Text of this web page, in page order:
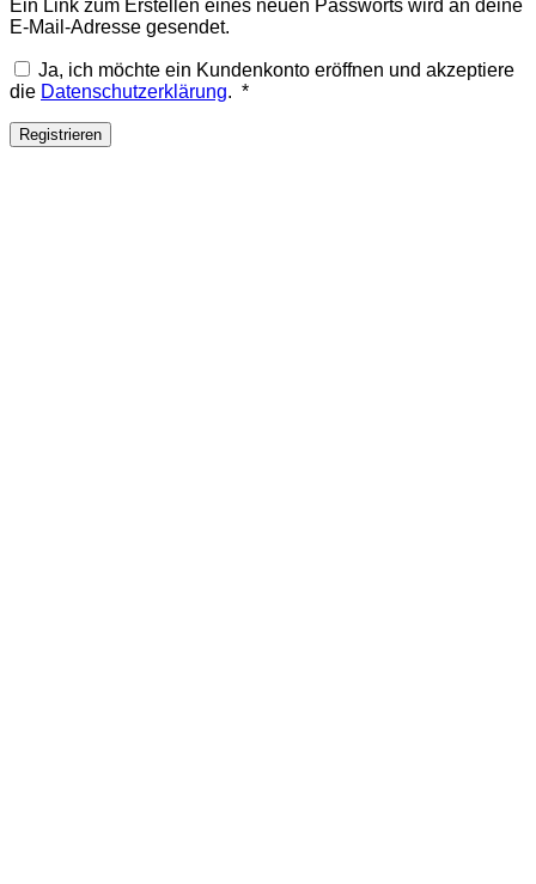
Ein Link zum Erstellen eines neuen Passworts wird an deine
E-Mail-Adresse gesendet.
Ja, ich möchte ein Kundenkonto eröffnen und akzeptiere
die Datenschutzerklärung. *Erforderlich
Registrieren